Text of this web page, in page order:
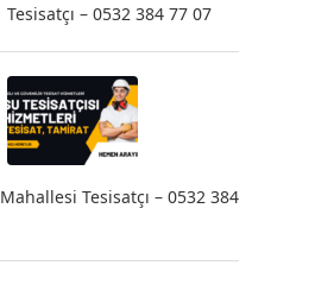
Tesisatçı – 0532 384 77 07
Tesisatçı – 0532 384